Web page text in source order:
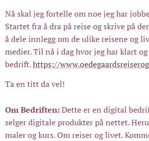
Nå skal jeg fortelle om noe jeg har
Startet fra å dra på reise og skrive på
å dele innlegg om de ulike reisene og
medier. Til nå i dag hvor jeg har klart
bedrift.https://
Ta en titt da vel!
Om Bedriften:Dette er en digital
selger digitale produkter på nettet.
maler og kurs. Om reiser og livet.